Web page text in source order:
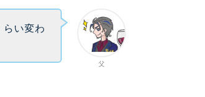
父
らい変わ